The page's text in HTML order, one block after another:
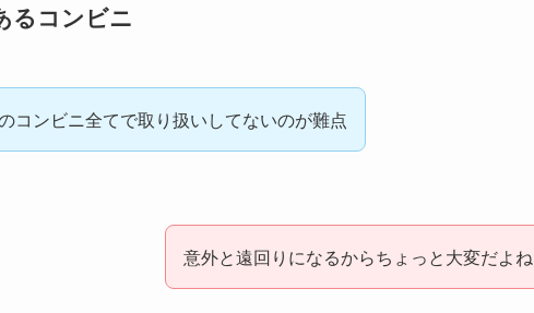
るコンビニ
コンビニ全てで取り扱いしてないのが難点
意外と遠回りになるからちょっと大変だよね